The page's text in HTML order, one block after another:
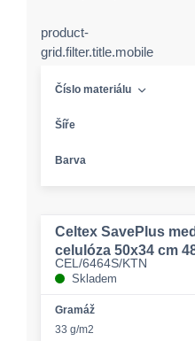
product-
grid.filter.title.mobile
Číslo materiálu
Šíře
Barva
Celtex SavePlus
celulóza 50x34 cm
CEL/6464S/KTN
Skladem
Gramáž
33 g/m2